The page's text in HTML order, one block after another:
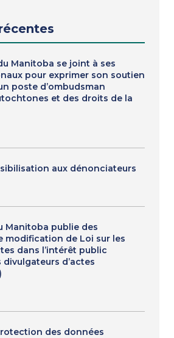
Manitoba se joint à ses
pour exprimer son soutien
poste d’ombudsman
et des droits de la
aux dénonciateurs
Manitoba publie des
modification de Loi sur les
dans l’intérêt public
d’actes
des données